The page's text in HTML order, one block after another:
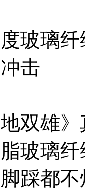
度玻璃
击
双雄
玻璃
踩都